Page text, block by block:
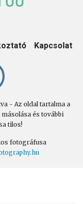
Kapcsolat
- Az oldal tartalma a
és további
tilos!
fotográfusa